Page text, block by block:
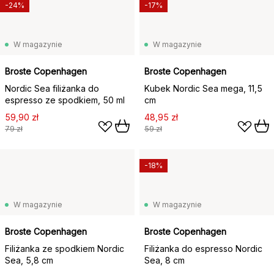
W magazynie
Broste Copenhagen
Nordic Sea filiżanka do
espresso ze spodkiem, 50 ml
59,90 zł
79 zł
-24%
W magazynie
Broste Copenhagen
Kubek Nordic Sea mega, 11,5
cm
48,95 zł
59 zł
-17%
W magazynie
Broste Copenhagen
Filiżanka ze spodkiem Nordic
Sea, 5,8 cm
W magazynie
Broste Copenhagen
Filiżanka do espresso Nordic
Sea, 8 cm
-18%